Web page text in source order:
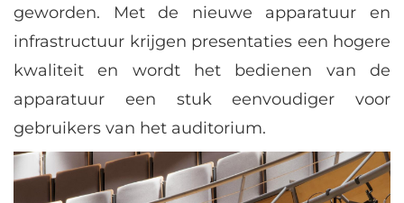
geworden. Met de nieuwe apparatuur en
infrastructuur krijgen presentaties een hogere
kwaliteit en wordt het bedienen van de
apparatuur een stuk eenvoudiger voor
gebruikers van het auditorium.